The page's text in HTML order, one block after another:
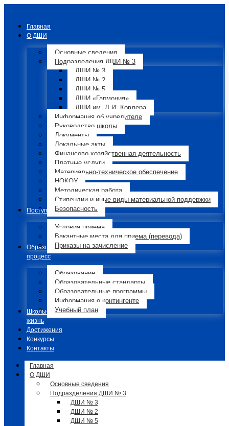
Главная
О ДШИ
Основные сведения
Подразделения ДШИ № 3
ДШИ № 3
ДШИ № 2
ДШИ № 5
ДШИ «Гармония»
ДШИ им. Л.И. Ковлера
Информация об учредителе
Руководство школы
Документы
Локальные акты
Финансово-хозяйственная деятельность
Платные услуги
Материально-техническое обеспечение
НОКОУ
Методическая работа
Стипендии и иные виды материальной поддержки
Безопасность
Поступающим
Условия приема
Вакантные места для приема (перевода)
Приказы на зачисление
Образовательный
процесс
Образование
Образовательные стандарты
Образовательные программы
Информация о контингенте
Учебный план
Школьная
жизнь
Достижения
Конкурсы
Контакты
Главная
О ДШИ
Основные сведения
Подразделения ДШИ № 3
ДШИ № 3
ДШИ № 2
ДШИ № 5